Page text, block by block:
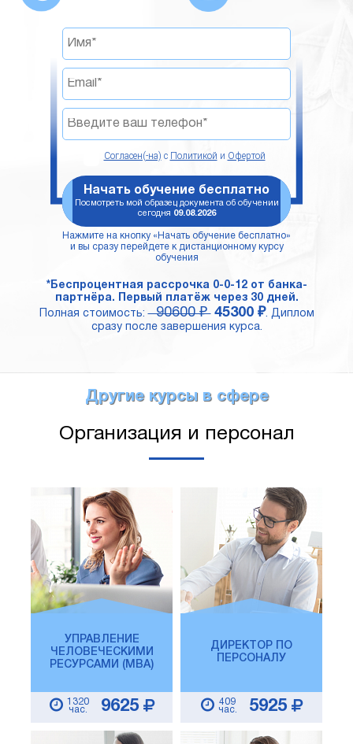
Согласен(-на) с Политикой и Офертой
Начать обучение бесплатно
Посмотреть мой образец документа об обучении
сегодня 09.08.2026
Нажмите на кнопку «Начать обучение бесплатно»
и вы сразу перейдете к дистанционному курсу
обучения
*Беспроцентная рассрочка 0-0-12 от банка-
партнёра. Первый платёж через 30 дней.
Полная стоимость:90600 ₽ 45300 ₽. Диплом
сразу после завершения курса.
Другие курсы в сфере
Организация и персонал
УПРАВЛЕНИЕ
ЧЕЛОВЕЧЕСКИМИ
РЕСУРСАМИ (MBA)
1320
час.
9625
ДИРЕКТОР ПО
ПЕРСОНАЛУ
409
час.
5925